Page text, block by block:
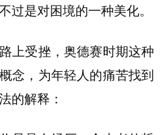
过是对困境的一种美化。
上受挫，奥德赛时期这种
念，为年轻人的痛苦找到
的解释：